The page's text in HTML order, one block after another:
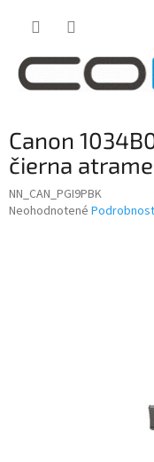
Canon
čierna
NN_CAN_PGI9PBK
Priemerné
Neohodnotené